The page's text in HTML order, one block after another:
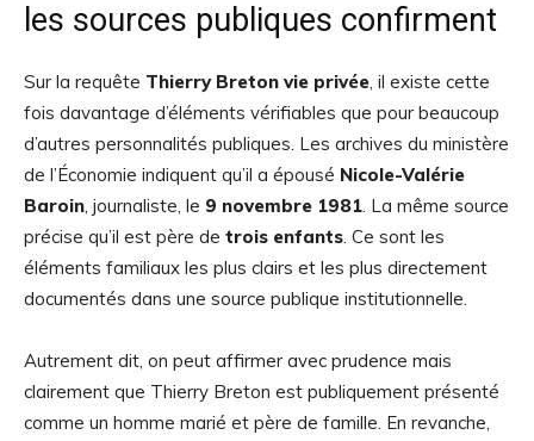
les sources publiques confirment
Sur la requête Thierry Breton vie privée, il existe cette
fois davantage d’éléments vérifiables que pour beaucoup
d’autres personnalités publiques. Les archives du ministère
de l’Économie indiquent qu’il a épousé Nicole-Valérie
Baroin, journaliste, le 9 novembre 1981. La même source
précise qu’il est père de trois enfants. Ce sont les
éléments familiaux les plus clairs et les plus directement
documentés dans une source publique institutionnelle.
Autrement dit, on peut affirmer avec prudence mais
clairement que Thierry Breton est publiquement présenté
comme un homme marié et père de famille. En revanche,